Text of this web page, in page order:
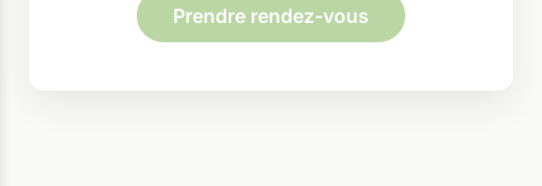
Prendre rendez-vous